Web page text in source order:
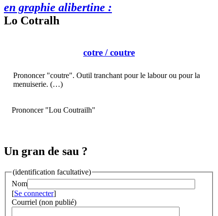
en graphie alibertine :
Lo Cotralh
cotre / coutre
Prononcer "coutre". Outil tranchant pour le labour ou pour la
menuiserie. (…)
Prononcer "Lou Coutrailh"
Un gran de sau ?
(identification facultative)
Nom
[Se connecter]
Courriel (non publié)